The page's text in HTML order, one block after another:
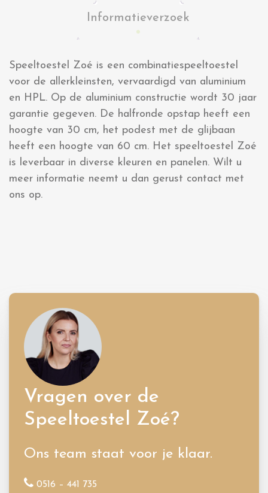
Informatieverzoek
Speeltoestel Zoé is een combinatiespeeltoestel
voor de allerkleinsten, vervaardigd van aluminium
en HPL. Op de aluminium constructie wordt 30 jaar
garantie gegeven. De halfronde opstap heeft een
hoogte van 30 cm, het podest met de glijbaan
heeft een hoogte van 60 cm. Het speeltoestel Zoé
is leverbaar in diverse kleuren en panelen. Wilt u
meer informatie neemt u dan gerust contact met
ons op.
Vragen over de
Speeltoestel Zoé?
Ons team staat voor je klaar.
0516 – 441 735